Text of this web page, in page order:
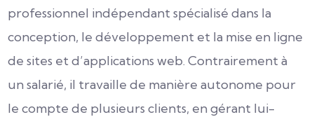
professionnel indépendant spécialisé dans la
conception, le développement et la mise en ligne
de sites et d’applications web. Contrairement à
un salarié, il travaille de manière autonome pour
le compte de plusieurs clients, en gérant lui-